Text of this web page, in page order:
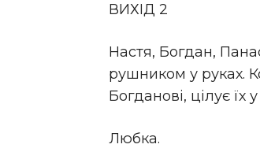
ВИХІД 2
Настя, Богдан,
рушником у руках.
Богданові, цілує
Любка.